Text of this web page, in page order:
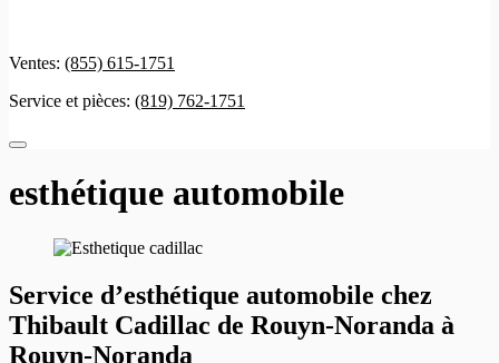
Ventes: (855) 615-1751
Service et pièces: (819) 762-1751
esthétique automobile
Service d’esthétique automobile chez
Thibault Cadillac de Rouyn-Noranda à
Rouyn-Noranda